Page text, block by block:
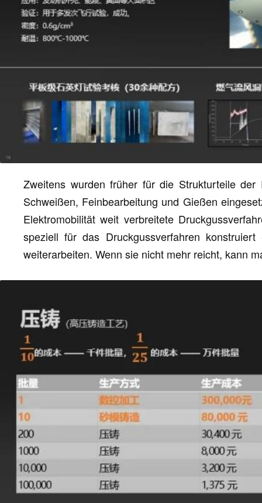
Zweitens wurden früher für die Strukturteile
Schweißen, Feinbearbeitung und Gießen
Elektromobilität weit verbreitete
speziell für das Druckgussverfahren
weiterarbeiten. Wenn sie nicht mehr reicht, kann